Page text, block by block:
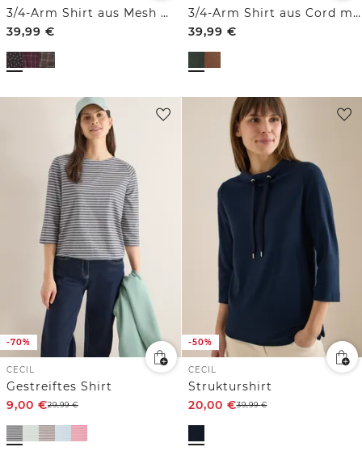
3/4-Arm Shirt aus Mesh mit Print
39,99 €
3/4-Arm Shirt aus Cord mit Tunnelzug
39,99 €
-70%
CECIL
Gestreiftes Shirt
9,00 €29,99€
-50%
CECIL
Strukturshirt
20,00 €39,99€